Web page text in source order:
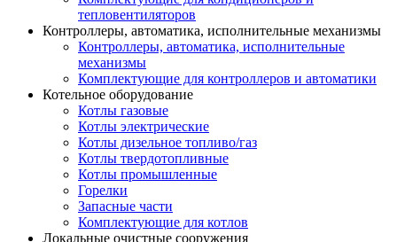
тепловентиляторов
Контроллеры, автоматика, исполнительные механизмы
Контроллеры, автоматика, исполнительные
механизмы
Комплектующие для контроллеров и автоматики
Котельное оборудование
Котлы газовые
Котлы электрические
Котлы дизельное топливо/газ
Котлы твердотопливные
Котлы промышленные
Горелки
Запасные части
Комплектующие для котлов
Локальные очистные сооружения